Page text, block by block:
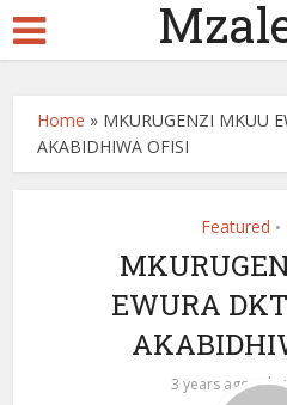
Home » MKURUGENZI MKUU
AKABIDHIWA OFISI
Featured •
EWURA
3 years ago by